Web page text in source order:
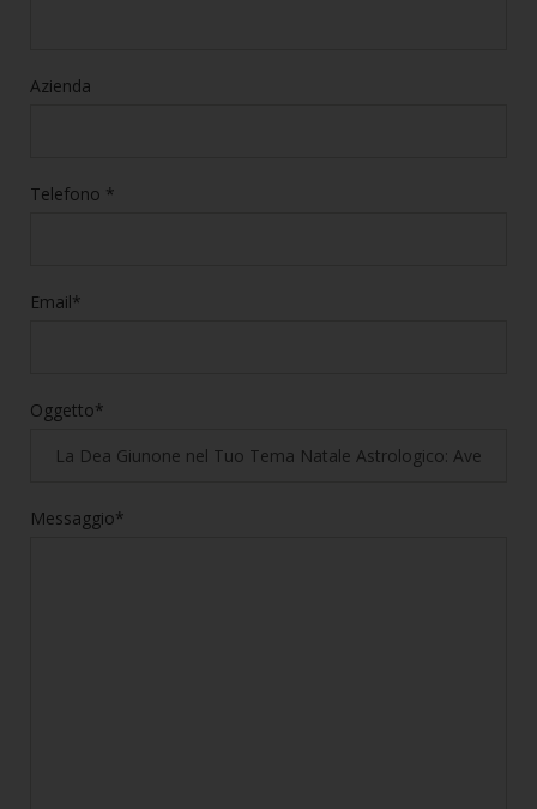
Azienda
Telefono *
Email*
Oggetto*
Messaggio*